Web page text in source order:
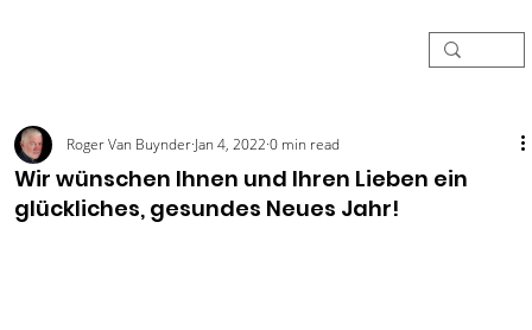
Wir wünschen Ihnen und Ihren Lieben ein
glückliches, gesundes Neues Jahr!
Roger Van Buynder Jan 4, 2022 0 min read